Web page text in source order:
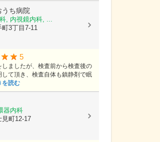
うち病院
, 内視鏡内科, ...
町3丁目7-11
5
ましたが、検査前から検査後の
て頂き、検査自体も鎮静剤で眠
を読む
器内科
町12-17